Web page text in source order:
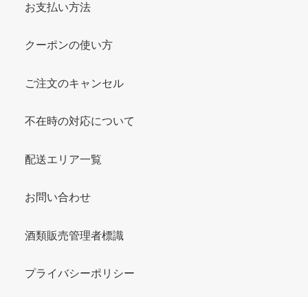
お支払い方法
クーポンの使い方
ご注文のキャンセル
不在時の対応について
配送エリア一覧
お問い合わせ
酒類販売管理者標識
プライバシーポリシー